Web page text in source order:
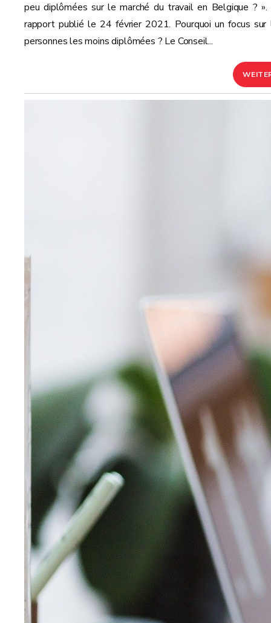
peu diplômées sur le marché du travail en Belgique ? ».
rapport publié le 24 février 2021. Pourquoi un focus sur
personnes les moins diplômées ? Le Conseil...